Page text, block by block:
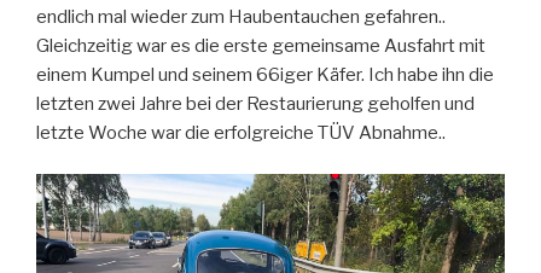
endlich mal wieder zum Haubentauchen gefahren..
Gleichzeitig war es die erste gemeinsame Ausfahrt mit
einem Kumpel und seinem 66iger Käfer. Ich habe ihn die
letzten zwei Jahre bei der Restaurierung geholfen und
letzte Woche war die erfolgreiche TÜV Abnahme..